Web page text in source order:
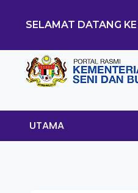
SELAMAT DATANG
UTAMA